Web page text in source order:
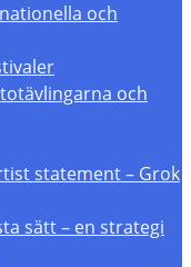
och
och
statement – Grok
sätt – en strategi